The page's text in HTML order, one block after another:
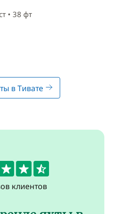
• 38 фт
в Тивате
клиентов